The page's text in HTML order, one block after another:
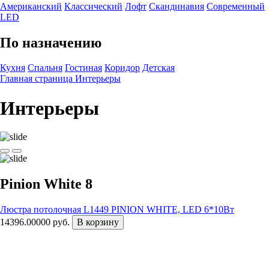
Американский Классический Лофт Скандинавия Современный
LED
По назначению
Кухня Спальня Гостиная Коридор Детская
Главная страница Интерьеры
Интерьеры
Pinion White 8
Люстра потолочная L1449 PINION WHITE, LED 6*10Вт
14396.00000 руб.
В корзину